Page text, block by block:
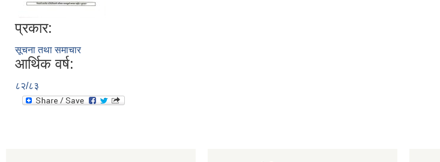
प्रकार:
सूचना तथा समाचार
आर्थिक वर्ष:
८२/८३